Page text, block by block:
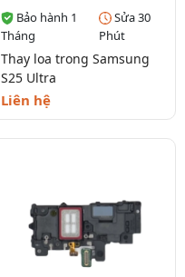
Bảo hành 1
Tháng
Sửa 30
Phút
Thay loa trong Samsung
S25 Ultra
Liên hệ